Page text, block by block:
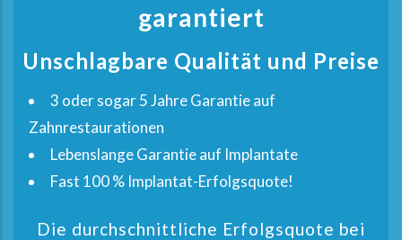
garantiert
Unschlagbare Qualität und Preise
3 oder sogar 5 Jahre Garantie auf
Zahnrestaurationen
Lebenslange Garantie auf Implantate
Fast 100 % Implantat-Erfolgsquote!
Die durchschnittliche Erfolgsquote bei